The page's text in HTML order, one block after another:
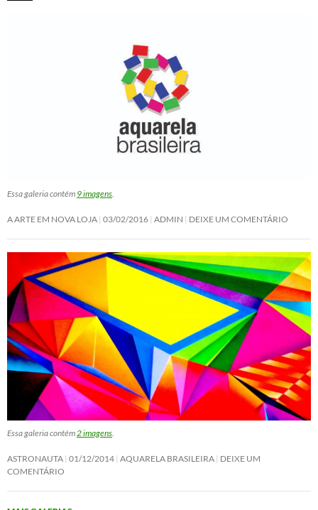
Essa galeria contém 9 imagens.
A ARTE EM NOVA LOJA 03/02/2016 ADMIN DEIXE UM COMENTÁRIO
Essa galeria contém2 imagens.
ASTRONAUTA 01/12/2014 AQUARELA BRASILEIRA DEIXE UM
COMENTÁRIO